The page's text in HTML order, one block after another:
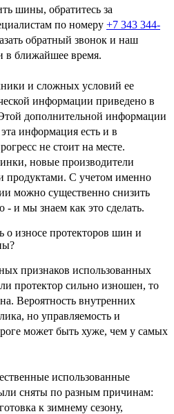
шины, обратитесь за
по номеру +7 343 344-
обратный звонок и наш
в ближайшее время.
и сложных условий ее
информации приведено в
дополнительной информации
информация есть и в
не стоит на месте.
новые производители
продуктами. С учетом именно
можно существенно снизить
и мы знаем как это сделать.
о износе протекторов шин и
признаков использованных
протектор сильно изношен, то
Вероятность внутренних
но управляемость и
может быть хуже, чем у самых
использованные
сняты по разным причинам:
к зимнему сезону,